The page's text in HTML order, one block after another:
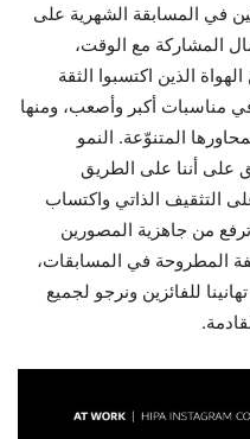
في المسابقة الشهرية على
المشاركة مع الوقت،
الذين اكتسبوا الثقة
مناسبات أكبر وأصعب، ومنها
المتنوّعة. النمو
على أننا على الطريق
التثقيف الذاتي واكتساب
من جاهزية المصورين
المطروحة في المسابقات،
للفائزين ونرجو لجميع